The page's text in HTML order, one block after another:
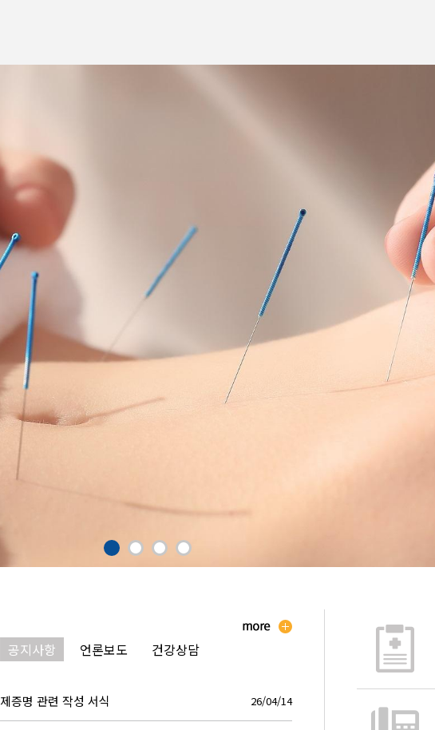
공지사항 언론보도 건강상담
제증명 관련 작성 서식 26/04/14